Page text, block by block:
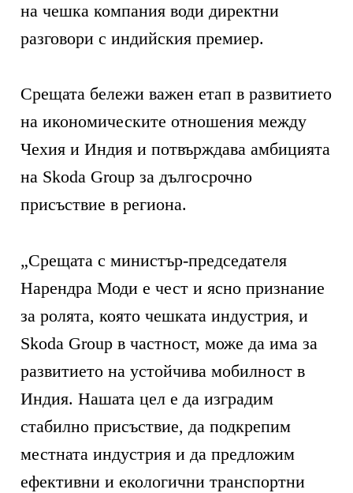
на чешка компания води директни
разговори с индийския премиер.
Срещата бележи важен етап в развитието
на икономическите отношения между
Чехия и Индия и потвърждава амбицията
на Skoda Group за дългосрочно
присъствие в региона.
„Срещата с министър-председателя
Нарендра Моди е чест и ясно признание
за ролята, която чешката индустрия, и
Skoda Group в частност, може да има за
развитието на устойчива мобилност в
Индия. Нашата цел е да изградим
стабилно присъствие, да подкрепим
местната индустрия и да предложим
ефективни и екологични транспортни